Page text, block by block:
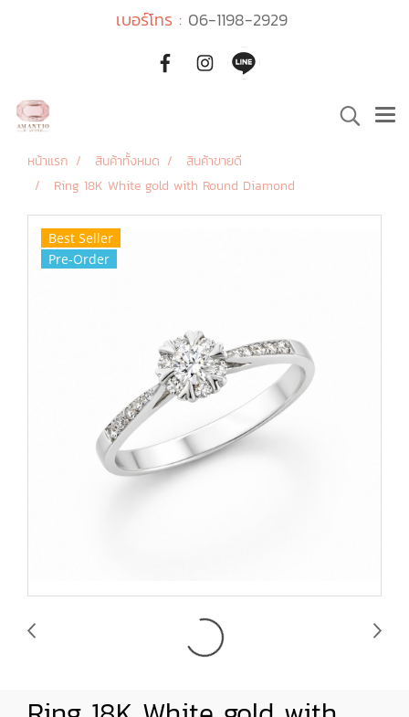
เบอร์โทร : 06-1198-2929
หน้าแรก สินค้าทั้งหมด
สินค้าขายดี
Ring 18K White gold with Round Diamond
Best Seller
Pre-Order